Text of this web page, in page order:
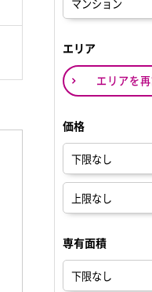
エリア
エリアを
価格
専有面積